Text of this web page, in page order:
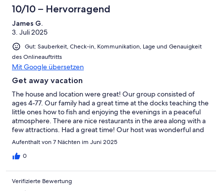
10/10 – Hervorragend
James G.
3. Juli 2025
Gut: Sauberkeit, Check-in, Kommunikation, Lage und Genauigkeit
des Onlineauftritts
Mit Google übersetzen
Get away vacation
The house and location were great! Our group consisted of
ages 4-77. Our family had a great time at the docks teaching the
little ones how to fish and enjoying the evenings in a peaceful
atmosphere. There are nice restaurants in the area along with a
few attractions. Had a great time! Our host was wonderful and
helpful!
Aufenthalt von 7 Nächten im Juni 2025
0
Verifizierte Bewertung